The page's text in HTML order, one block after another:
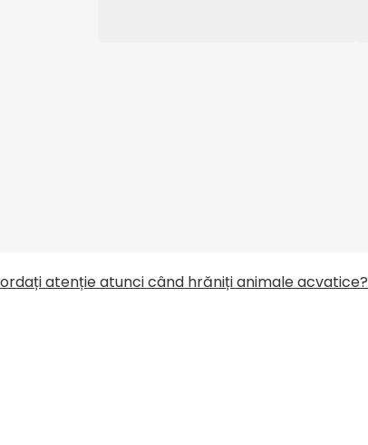
atenție atunci când hrăniți animale acvatice?